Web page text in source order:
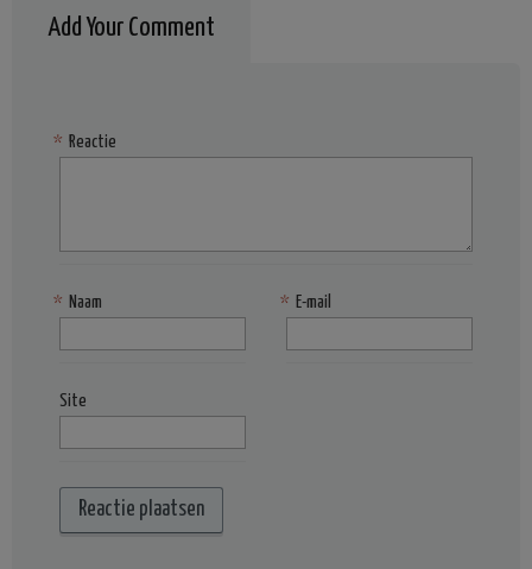
Add Your Comment
Reactie
*
Naam
* E-mail
*
Site